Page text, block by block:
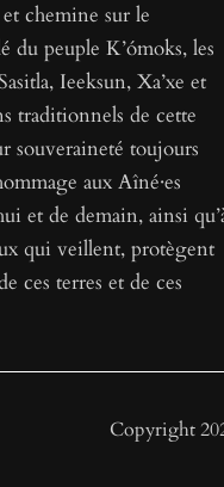
chemine sur le
du peuple K’ómoks, les
Ieeksun, Xa’xe et
traditionnels de cette
souveraineté toujours
aux Aîné·es
et de demain, ainsi
qui veillent, protègent
ces terres et de ces
Copyright